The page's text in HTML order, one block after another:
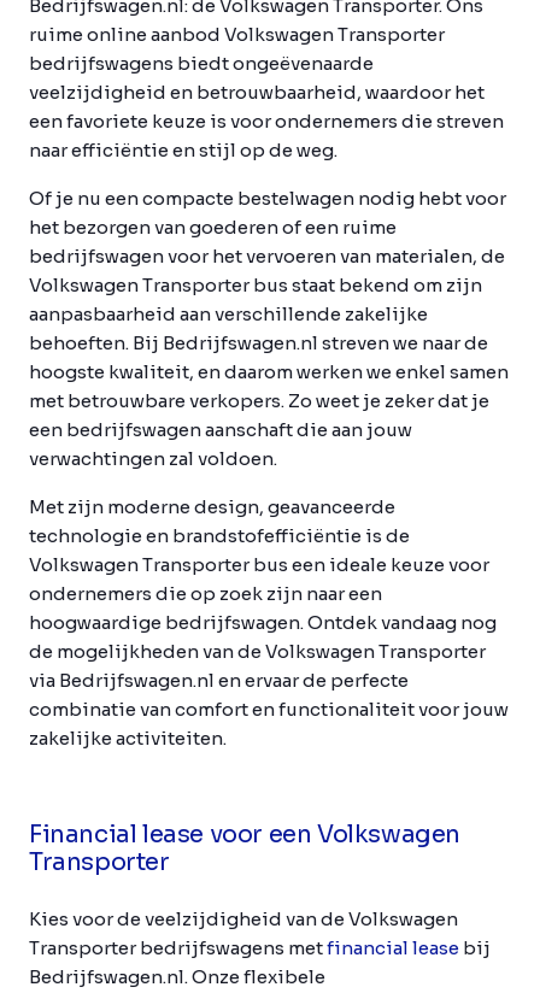
Bedrijfswagen.nl: de Volkswagen Transporter. Ons
ruime online aanbod Volkswagen Transporter
bedrijfswagens biedt ongeëvenaarde
veelzijdigheid en betrouwbaarheid, waardoor het
een favoriete keuze is voor ondernemers die streven
naar efficiëntie en stijl op de weg.
Of je nu een compacte bestelwagen nodig hebt voor
het bezorgen van goederen of een ruime
bedrijfswagen voor het vervoeren van materialen, de
Volkswagen Transporter bus staat bekend om zijn
aanpasbaarheid aan verschillende zakelijke
behoeften. Bij Bedrijfswagen.nl streven we naar de
hoogste kwaliteit, en daarom werken we enkel samen
met betrouwbare verkopers. Zo weet je zeker dat je
een bedrijfswagen aanschaft die aan jouw
verwachtingen zal voldoen.
Met zijn moderne design, geavanceerde
technologie en brandstofefficiëntie is de
Volkswagen Transporter bus een ideale keuze voor
ondernemers die op zoek zijn naar een
hoogwaardige bedrijfswagen. Ontdek vandaag nog
de mogelijkheden van de Volkswagen Transporter
via Bedrijfswagen.nl en ervaar de perfecte
combinatie van comfort en functionaliteit voor jouw
zakelijke activiteiten.
Financial lease voor een Volkswagen
Transporter
Kies voor de veelzijdigheid van de Volkswagen
Transporter bedrijfswagens metfinancial lease bij
Bedrijfswagen.nl. Onze flexibele